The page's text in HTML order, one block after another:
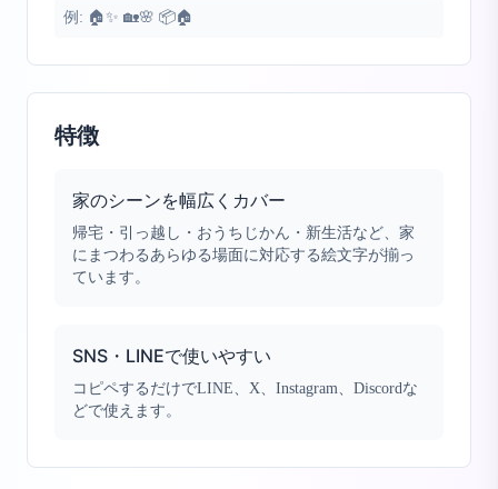
例: 🏠✨ 🏡🌸 📦🏠
特徴
家のシーンを幅広くカバー
帰宅・引っ越し・おうちじかん・新生活など、家
にまつわるあらゆる場面に対応する絵文字が揃っ
ています。
SNS・LINEで使いやすい
コピペするだけでLINE、X、Instagram、Discordな
どで使えます。